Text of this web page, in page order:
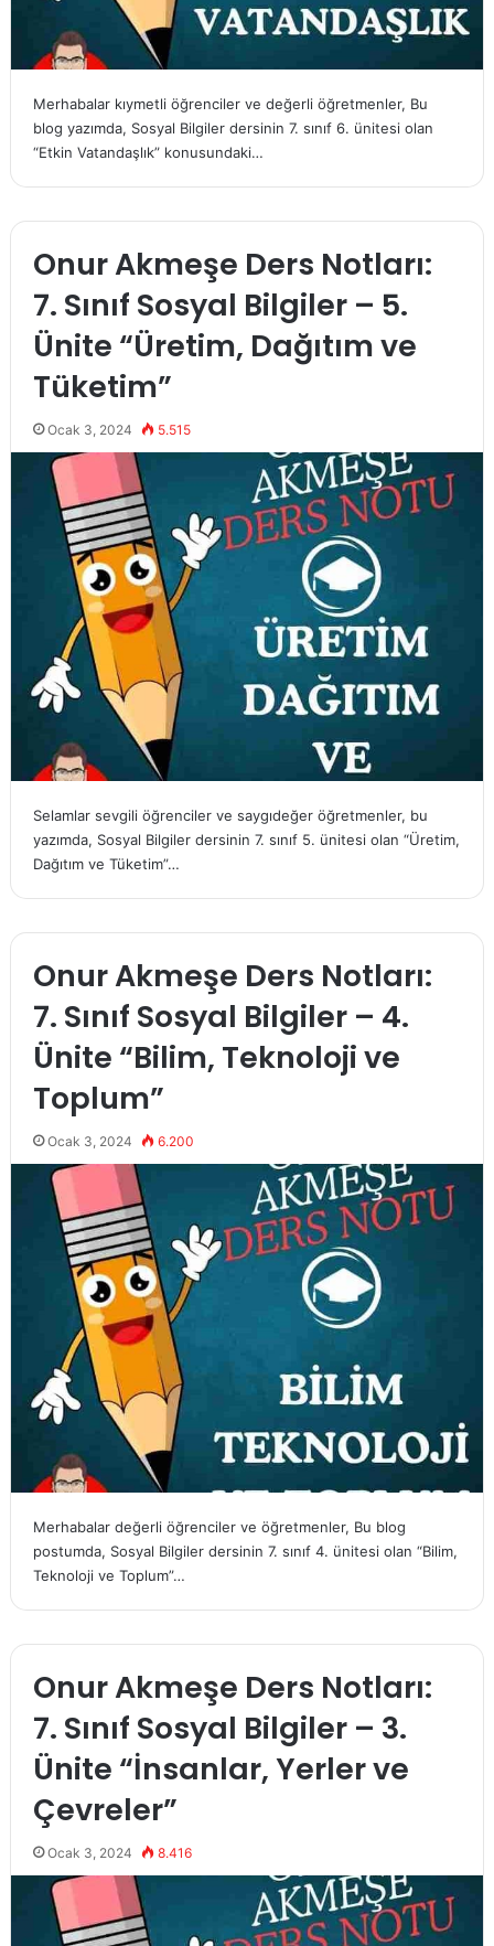
Merhabalar kıymetli öğrenciler ve değerli öğretmenler, Bu
blog yazımda, Sosyal Bilgiler dersinin 7. sınıf 6. ünitesi olan
“Etkin Vatandaşlık” konusundaki…
Onur Akmeşe Ders Notları:
7. Sınıf Sosyal Bilgiler – 5.
Ünite “Üretim, Dağıtım ve
Tüketim”
Ocak 3, 2024 5.515
Selamlar sevgili öğrenciler ve saygıdeğer öğretmenler, bu
yazımda, Sosyal Bilgiler dersinin 7. sınıf 5. ünitesi olan “Üretim,
Dağıtım ve Tüketim”…
Onur Akmeşe Ders Notları:
7. Sınıf Sosyal Bilgiler – 4.
Ünite “Bilim, Teknoloji ve
Toplum”
Ocak 3, 2024 6.200
Merhabalar değerli öğrenciler ve öğretmenler, Bu blog
postumda, Sosyal Bilgiler dersinin 7. sınıf 4. ünitesi olan “Bilim,
Teknoloji ve Toplum”…
Onur Akmeşe Ders Notları:
7. Sınıf Sosyal Bilgiler – 3.
Ünite “İnsanlar, Yerler ve
Çevreler”
Ocak 3, 2024 8.416